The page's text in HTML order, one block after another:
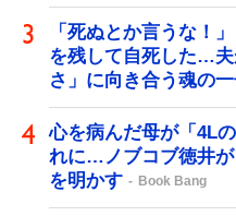
「死ぬとか言うな！
を残して自死した…
さ」に向き合う魂の
心を病んだ母が「4L
れに…ノブコブ徳井
を明かす
Book Bang